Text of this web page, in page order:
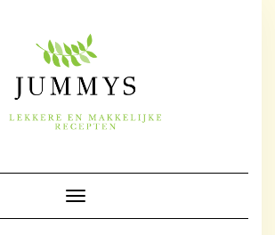
Toggle navigatie